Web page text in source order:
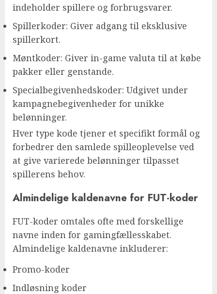
indeholder spillere og forbrugsvarer.
Spillerkoder: Giver adgang til eksklusive
spillerkort.
Møntkoder: Giver in-game valuta til at købe
pakker eller genstande.
Specialbegivenhedskoder: Udgivet under
kampagnebegivenheder for unikke
belønninger.
Hver type kode tjener et specifikt formål og
forbedrer den samlede spilleoplevelse ved
at give varierede belønninger tilpasset
spillerens behov.
Almindelige kaldenavne for FUT-koder
FUT-koder omtales ofte med forskellige
navne inden for gamingfællesskabet.
Almindelige kaldenavne inkluderer:
Promo-koder
Indløsning koder